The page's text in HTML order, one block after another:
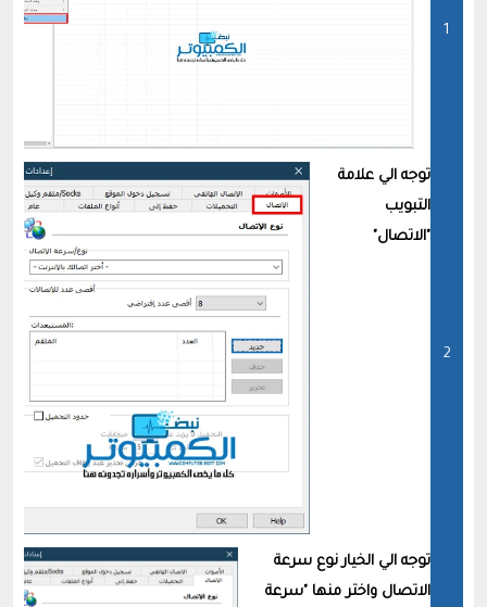
توجه الي علامة
التبويب
"الاتصال"
توجه الي الخيار نوع سرعة
الاتصال واختر منها "سرعة